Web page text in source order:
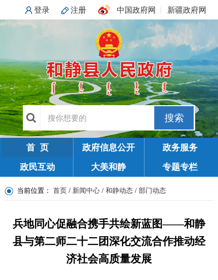
登录 注册 中国政府网 新疆政府网
搜索
首 页 政府信息公开
政务服务
政民互动
大美和静 专题专栏
当前位置： 首页 / 新闻中心 / 和静动态 / 部门动态
兵地同心促融合携手共绘新蓝图——和静
县与第二师二十二团深化交流合作推动经
济社会高质量发展